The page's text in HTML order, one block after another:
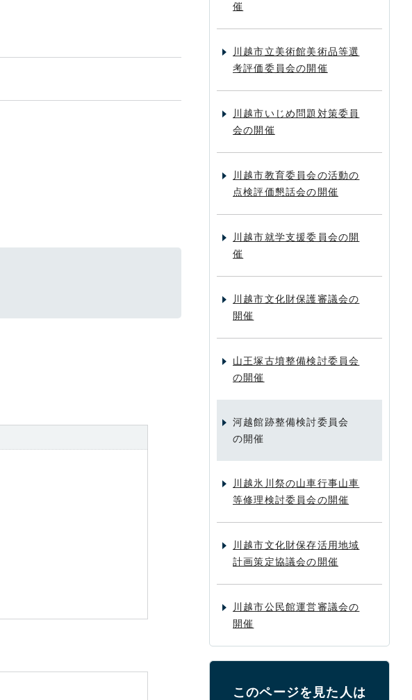
催
川越市立美術館美術品等選
考評価委員会の開催
川越市いじめ問題対策委員
会の開催
川越市教育委員会の活動の
点検評価懇話会の開催
川越市就学支援委員会の開
催
川越市文化財保護審議会の
開催
山王塚古墳整備検討委員会
の開催
河越館跡整備検討委員会
の開催
川越氷川祭の山車行事山車
等修理検討委員会の開催
川越市文化財保存活用地域
計画策定協議会の開催
川越市公民館運営審議会の
開催
このページを見た人は